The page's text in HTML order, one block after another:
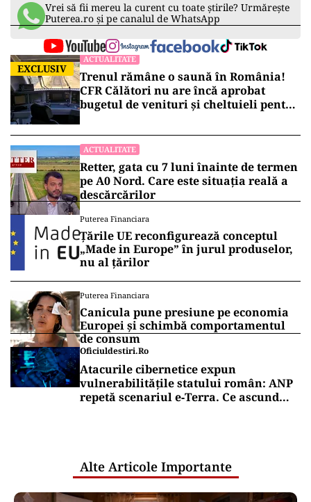
Vrei să fii mereu la curent cu toate știrile? Urmărește
Puterea.ro și pe canalul de WhatsApp
EXCLUSIV
ACTUALITATE
Trenul rămâne o saună în România!
CFR Călători nu are încă aprobat
bugetul de venituri și cheltuieli pentru
ACTUALITATE
Retter, gata cu 7 luni înainte de termen
pe A0 Nord. Care este situația reală a
descărcărilor
Puterea Financiara
Țările UE reconfigurează conceptul
„Made in Europe” în jurul produselor,
nu al țărilor
Puterea Financiara
Canicula pune presiune pe economia
Europei și schimbă comportamentul
de consum
Oficiuldestiri.ro
Atacurile cibernetice expun
vulnerabilitățile statului român: ANP
repetă scenariul e‑Terra. Ce ascund
Alte Articole Importante